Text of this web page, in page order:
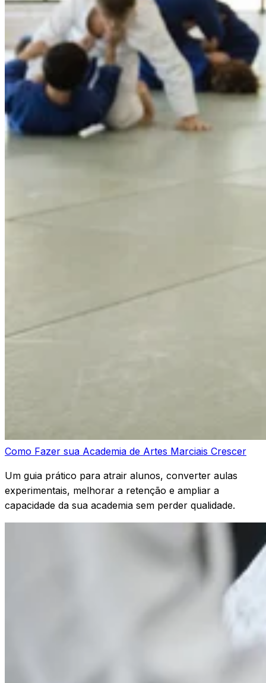
Como Fazer sua Academia de Artes Marciais Crescer
Um guia prático para atrair alunos, converter aulas
experimentais, melhorar a retenção e ampliar a
capacidade da sua academia sem perder qualidade.